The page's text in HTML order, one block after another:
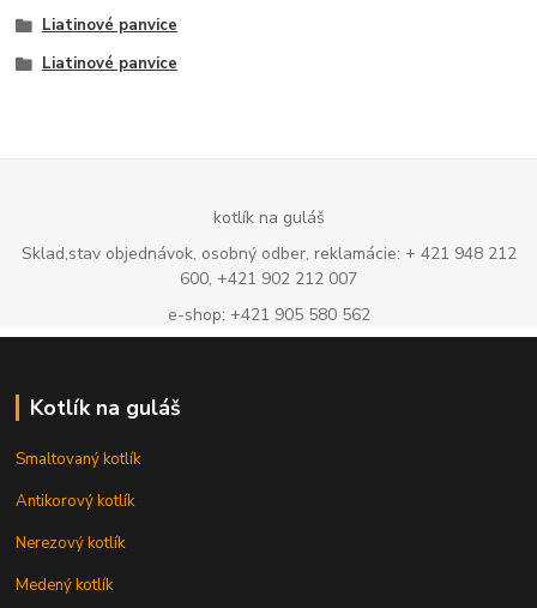
Liatinové panvice
Liatinové panvice
kotlík na guláš
Sklad,stav objednávok, osobný odber, reklamácie: + 421 948 212
600, +421 902 212 007
e-shop: +421 905 580 562
Kotlík na guláš
Smaltovaný kotlík
Antikorový kotlík
Nerezový kotlík
Medený kotlík